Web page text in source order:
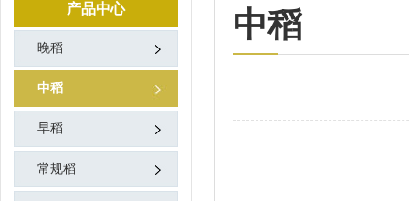
产品中心
晚稻
中稻
早稻
常规稻
中稻